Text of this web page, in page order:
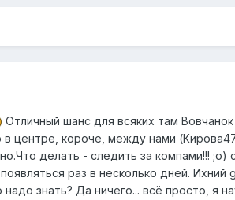
Отличный шанс для всяких там
в центре, короче, между нами
делать - следить за компами!!! ;o)
раз в несколько дней. Ихний
знать? Да ничего... всё просто, я